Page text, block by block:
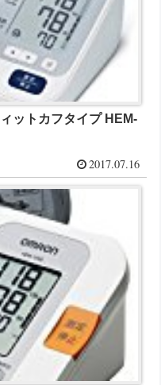
ットカフタイプ HEM-
2017.07.16